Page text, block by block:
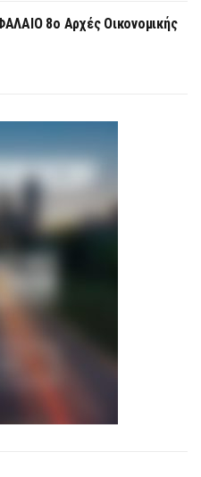
8ο Αρχές Οικονομικής